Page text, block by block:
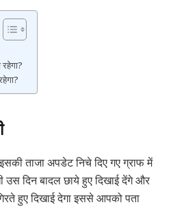
ताजा अपडेट निचे दिए गए ग्राफ में
उस दिन बादल छाये हुए दिखाई देंगे और
हुए दिखाई देगा इससे आपको पता